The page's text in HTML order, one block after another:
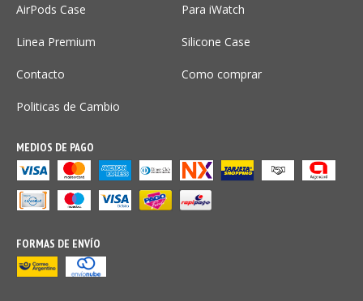
AirPods Case Para iWatch
Linea Premium Silicone Case
Contacto Como comprar
Politicas de Cambio
MEDIOS DE PAGO
FORMAS DE ENVÍO